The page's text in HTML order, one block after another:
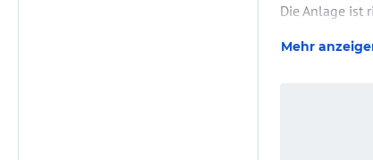
Die Anlage ist
Es könnte am
Mehr